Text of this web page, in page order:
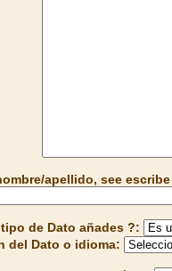
apellido, see
de Dato añades ?:
del Dato o idioma: